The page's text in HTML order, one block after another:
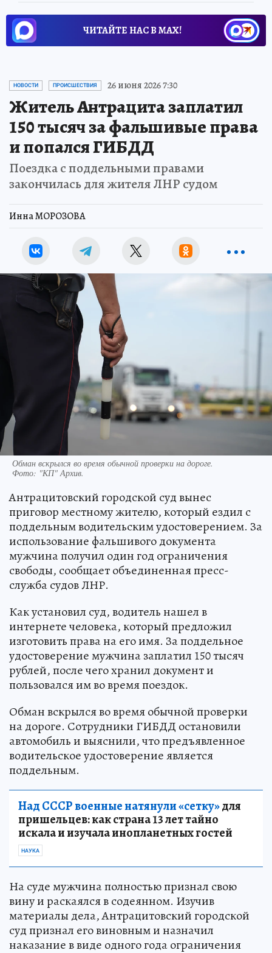
ЧИТАЙТЕ НАС В МАХ!
НОВОСТИ ПРОИСШЕСТВИЯ 26 июня 2026 7:30
Житель Антрацита заплатил
150 тысяч за фальшивые права
и попался ГИБДД
Поездка с поддельными правами
закончилась для жителя ЛНР судом
Инна МОРОЗОВА
Обман вскрылся во время обычной проверки на дороге.
Фото: "КП" Архив.
Антрацитовский городской суд вынес
приговор местному жителю, который ездил с
поддельным водительским удостоверением. За
использование фальшивого документа
мужчина получил один год ограничения
свободы, сообщает объединенная пресс-
служба судов ЛНР.
Как установил суд, водитель нашел в
интернете человека, который предложил
изготовить права на его имя. За поддельное
удостоверение мужчина заплатил 150 тысяч
рублей, после чего хранил документ и
пользовался им во время поездок.
Обман вскрылся во время обычной проверки
на дороге. Сотрудники ГИБДД остановили
автомобиль и выяснили, что предъявленное
водительское удостоверение является
поддельным.
Над СССР военные натянули «сетку»для
пришельцев: как страна 13 лет тайно
искала и изучала инопланетных гостей
НАУКА
На суде мужчина полностью признал свою
вину и раскаялся в содеянном. Изучив
материалы дела, Антрацитовский городской
суд признал его виновным и назначил
наказание в виде одного года ограничения